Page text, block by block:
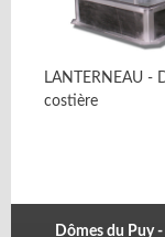
LANTERNEAU -
costière
Dômes du Puy